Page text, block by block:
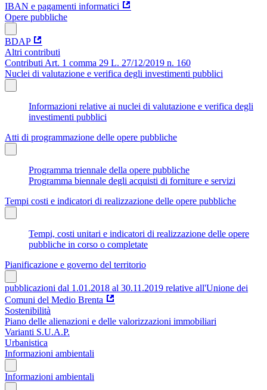
IBAN e pagamenti informatici
Opere pubbliche
BDAP
Altri contributi
Contributi Art. 1 comma 29 L. 27/12/2019 n. 160
Nuclei di valutazione e verifica degli investimenti pubblici
Informazioni relative ai nuclei di valutazione e verifica degli
investimenti pubblici
Atti di programmazione delle opere pubbliche
Programma triennale della opere pubbliche
Programma biennale degli acquisti di forniture e servizi
Tempi costi e indicatori di realizzazione delle opere pubbliche
Tempi, costi unitari e indicatori di realizzazione delle opere
pubbliche in corso o completate
Pianificazione e governo del territorio
pubblicazioni dal 1.01.2018 al 30.11.2019 relative all'Unione dei
Comuni del Medio Brenta
Sostenibilità
Piano delle alienazioni e delle valorizzazioni immobiliari
Varianti S.U.A.P.
Urbanistica
Informazioni ambientali
Informazioni ambientali